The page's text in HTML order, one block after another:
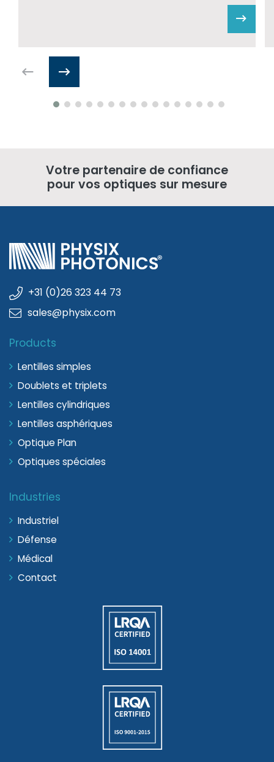
Votre partenaire de confiance
pour vos optiques sur mesure
+31 (0)26 323 44 73
sales@physix.com
Products
Lentilles simples
Doublets et triplets
Lentilles cylindriques
Lentilles asphériques
Optique Plan
Optiques spéciales
Industries
Industriel
Défense
Médical
Contact